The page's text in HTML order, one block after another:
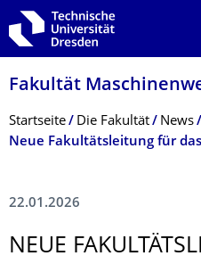
Zur Hauptnavigation springen
Zur Suche springen
Zum Inhalt springen
Fakultät
Breadcrumb-Menü
Startseite Die Fakultät
News
Neue Fakultätsleitung für
22.01.2026
NEUE